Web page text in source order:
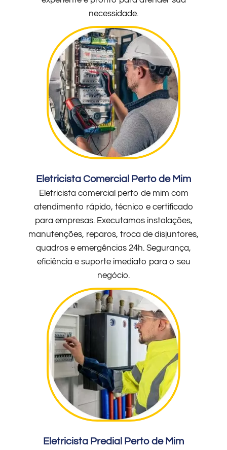
necessidade.
Eletricista Comercial Perto de Mim
Eletricista comercial perto de mim com
atendimento rápido, técnico e certificado
para empresas. Executamos instalações,
manutenções, reparos, troca de disjuntores,
quadros e emergências 24h. Segurança,
eficiência e suporte imediato para o seu
negócio.
Eletricista Predial Perto de Mim